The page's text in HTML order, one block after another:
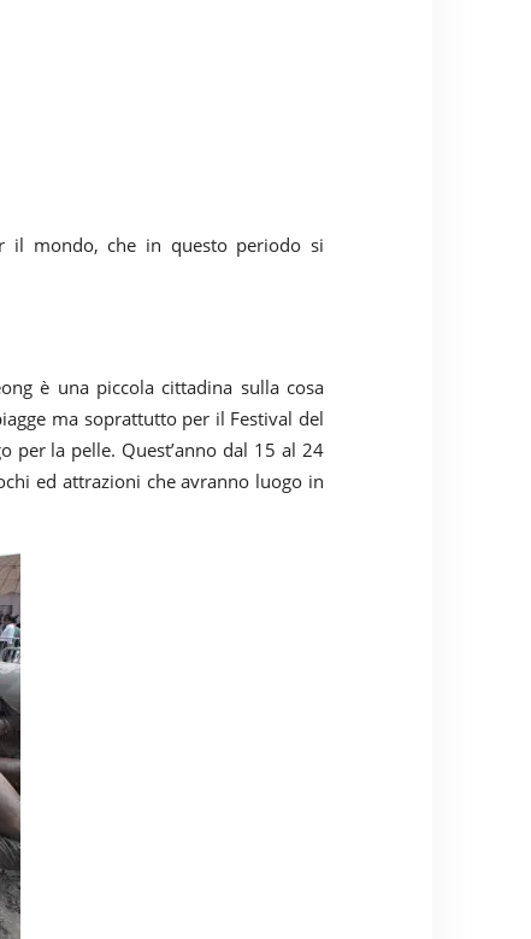
il mondo, che in questo periodo si
è una piccola cittadina sulla cosa
ma soprattutto per il Festival del
per la pelle. Quest’anno dal 15 al 24
ed attrazioni che avranno luogo in